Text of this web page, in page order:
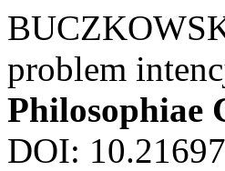
problem
Philosophiae
DOI: